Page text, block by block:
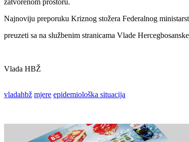
Najnoviju preporuku Kriznog stožera Federalnog
preuzeti sa na službenim stranicama Vlade
Vlada HBŽ
vladahbž mjere epidemiološka situacija